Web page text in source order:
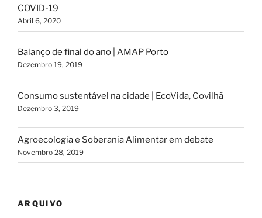
COVID-19
Abril 6, 2020
Balanço de final do ano | AMAP Porto
Dezembro 19, 2019
Consumo sustentável na cidade | EcoVida, Covilhã
Dezembro 3, 2019
Agroecologia e Soberania Alimentar em debate
Novembro 28, 2019
ARQUIVO